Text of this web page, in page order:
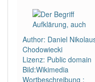
Wörter mit Endung
einem anderen Artikel
88% unserer
korrekt erraten.
Author: Daniel
Chodowiecki
Lizenz: Public domain
Bild:Wikimedia
Wortbeschreibung :